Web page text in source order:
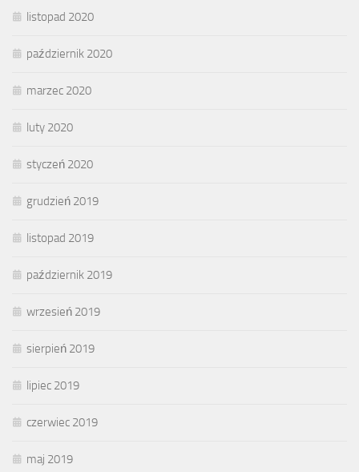
listopad 2020
październik 2020
marzec 2020
luty 2020
styczeń 2020
grudzień 2019
listopad 2019
październik 2019
wrzesień 2019
sierpień 2019
lipiec 2019
czerwiec 2019
maj 2019